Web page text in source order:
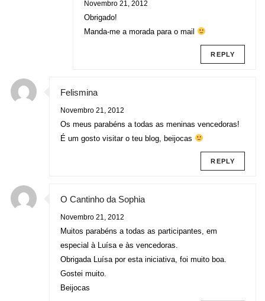
Novembro 21, 2012
Obrigado!
Manda-me a morada para o mail
REPLY
Felismina
Novembro 21, 2012
Os meus parabéns a todas as meninas vencedoras!
É um gosto visitar o teu blog, beijocas
REPLY
O Cantinho da Sophia
Novembro 21, 2012
Muitos parabéns a todas as participantes, em
especial à Luísa e às vencedoras.
Obrigada Luísa por esta iniciativa, foi muito boa.
Gostei muito.
Beijocas